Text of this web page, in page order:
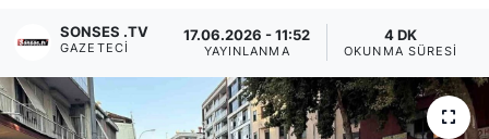
SONSES .TV
GAZETECI
17.06.2026 - 11:52
YAYINLANMA
4 DK
OKUNMA SÜRESI